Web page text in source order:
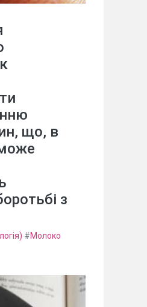
що, в
з
#Молоко